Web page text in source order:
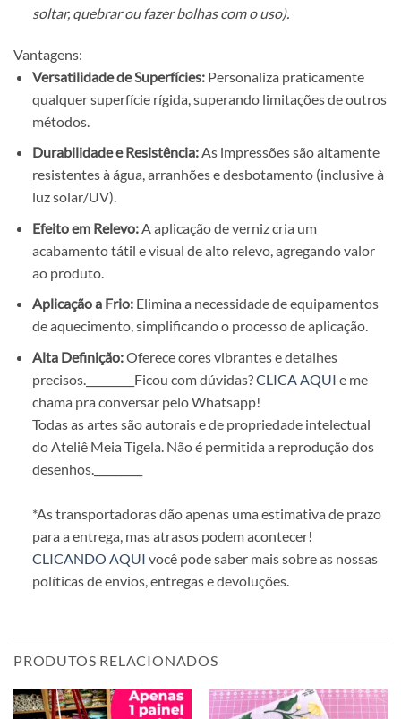
soltar, quebrar ou fazer bolhas com o uso).
Vantagens:
Versatilidade de Superfícies:Personaliza praticamente
qualquer superfície rígida, superando limitações de outros
métodos.
Durabilidade e Resistência:As impressões são altamente
resistentes à água, arranhões e desbotamento (inclusive à
luz solar/UV).
Efeito em Relevo:A aplicação de verniz cria um
acabamento tátil e visual de alto relevo, agregando valor
ao produto.
Aplicação a Frio:Elimina a necessidade de equipamentos
de aquecimento, simplificando o processo de aplicação.
Alta Definição:Oferece cores vibrantes e detalhes
precisos._________Ficou com dúvidas?CLICA AQUI e me
chama pra conversar pelo Whatsapp!
Todas as artes são autorais e de propriedade intelectual
do Ateliê Meia Tigela. Não é permitida a reprodução dos
desenhos._________
*As transportadoras dão apenas uma estimativa de prazo
para a entrega, mas atrasos podem acontecer!
CLICANDO AQUI você pode saber mais sobre as nossas
políticas de envios, entregas e devoluções.
PRODUTOS RELACIONADOS